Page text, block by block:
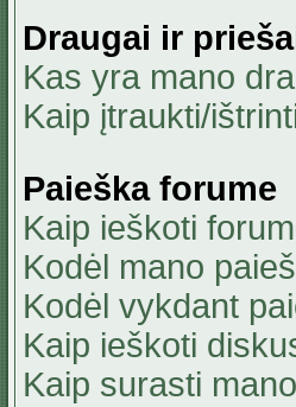
Draugai ir
Kas yra mano
Kaip įtraukti/
Paieška forume
Kaip ieškoti
Kodėl mano
Kodėl vykdant
Kaip ieškoti
Kaip surasti